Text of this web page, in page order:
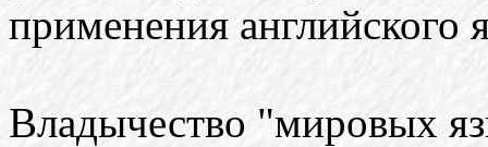
применения английского
Владычество "мировых